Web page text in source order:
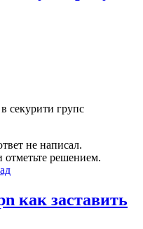
секурити групс
не написал.
решением.
как заставить